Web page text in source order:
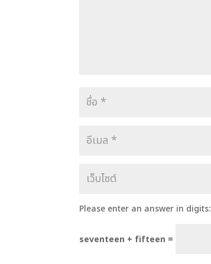
Please enter an answer in digits:
seventeen + fifteen =